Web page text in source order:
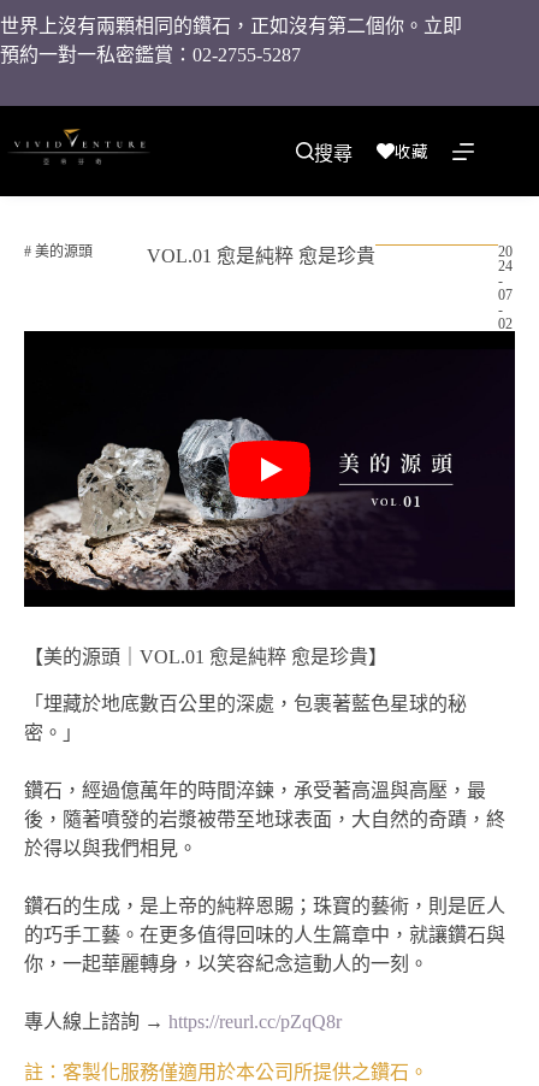
世界上沒有兩顆相同的鑽石，正如沒有第二個你。立即
預約一對一私密鑑賞：02-2755-5287
搜尋 收藏
# 美的源頭 VOL.01 愈是純粹 愈是珍貴
20
24
-
07
-
02
【美的源頭｜VOL.01 愈是純粹 愈是珍貴】
「埋藏於地底數百公里的深處，包裹著藍色星球的秘
密。」
鑽石，經過億萬年的時間淬鍊，承受著高溫與高壓，最
後，隨著噴發的岩漿被帶至地球表面，大自然的奇蹟，終
於得以與我們相見。
鑽石的生成，是上帝的純粹恩賜；珠寶的藝術，則是匠人
的巧手工藝。在更多值得回味的人生篇章中，就讓鑽石與
你，一起華麗轉身，以笑容紀念這動人的一刻。
專人線上諮詢 → https://reurl.cc/pZqQ8r
註：客製化服務僅適用於本公司所提供之鑽石。